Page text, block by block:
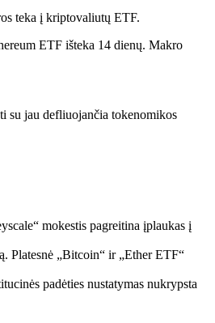
teka į kriptovaliutų ETF.
ETF išteka 14 dienų. Makro
su jau defliuojančia tokenomikos
mokestis pagreitina įplaukas į
Platesnė „Bitcoin“ ir „Ether ETF“
padėties nustatymas nukrypsta